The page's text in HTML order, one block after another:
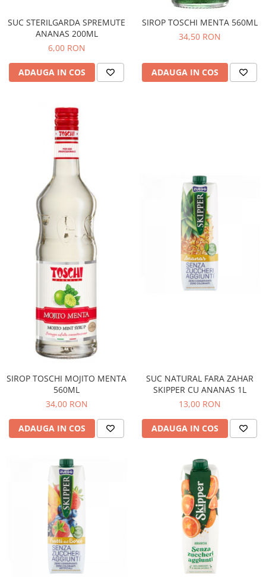
SUC STERILGARDA SPREMUTE
ANANAS 200ML
6,00 RON
ADAUGA IN COS
SIROP TOSCHI MENTA 560ML
34,50 RON
ADAUGA IN COS
SIROP TOSCHI MOJITO MENTA
560ML
34,00 RON
ADAUGA IN COS
SUC NATURAL FARA ZAHAR
SKIPPER CU ANANAS 1L
13,00 RON
ADAUGA IN COS